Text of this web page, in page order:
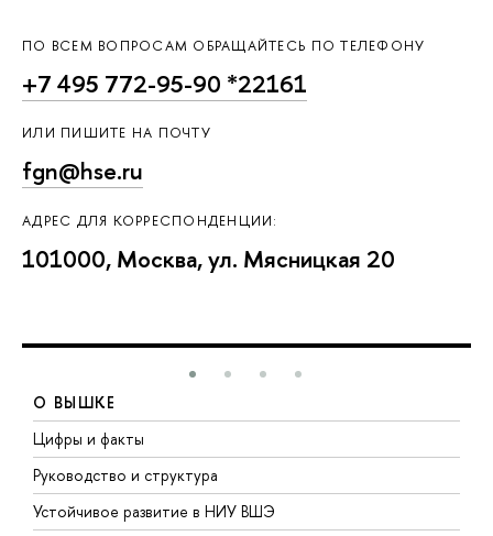
ПО ВСЕМ ВОПРОСАМ ОБРАЩАЙТЕСЬ ПО ТЕЛЕФОНУ
+7 495 772-95-90 *22161
ИЛИ ПИШИТЕ НА ПОЧТУ
fgn@hse.ru
АДРЕС ДЛЯ КОРРЕСПОНДЕНЦИИ:
101000, Москва, ул. Мясницкая 20
О ВЫШКЕ
Цифры и факты
Руководство и структура
Устойчивое развитие в НИУ ВШЭ